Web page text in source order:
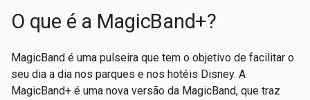
O que é a MagicBand+?
MagicBand é uma pulseira que tem o objetivo de facilitar o
seu dia a dia nos parques e nos hotéis Disney. A
MagicBand+ é uma nova versão da MagicBand, que traz